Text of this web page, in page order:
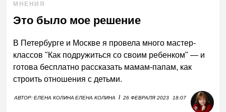
МНЕНИЯ
Это было мое решение
В Петербурге и Москве я провела много мастер-
классов "Как подружиться со своим ребенком" — и
готова бесплатно рассказать мамам-папам, как
строить отношения с детьми.
АВТОР:ЕЛЕНА КОЛИНА ЕЛЕНА КОЛИНА I 26 ФЕВРАЛЯ 2023 18:07